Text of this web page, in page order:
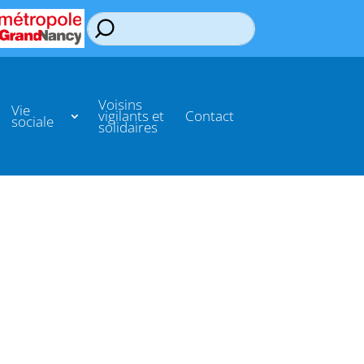
Vie
sociale
Voisins
vigilants et
solidaires
Contact